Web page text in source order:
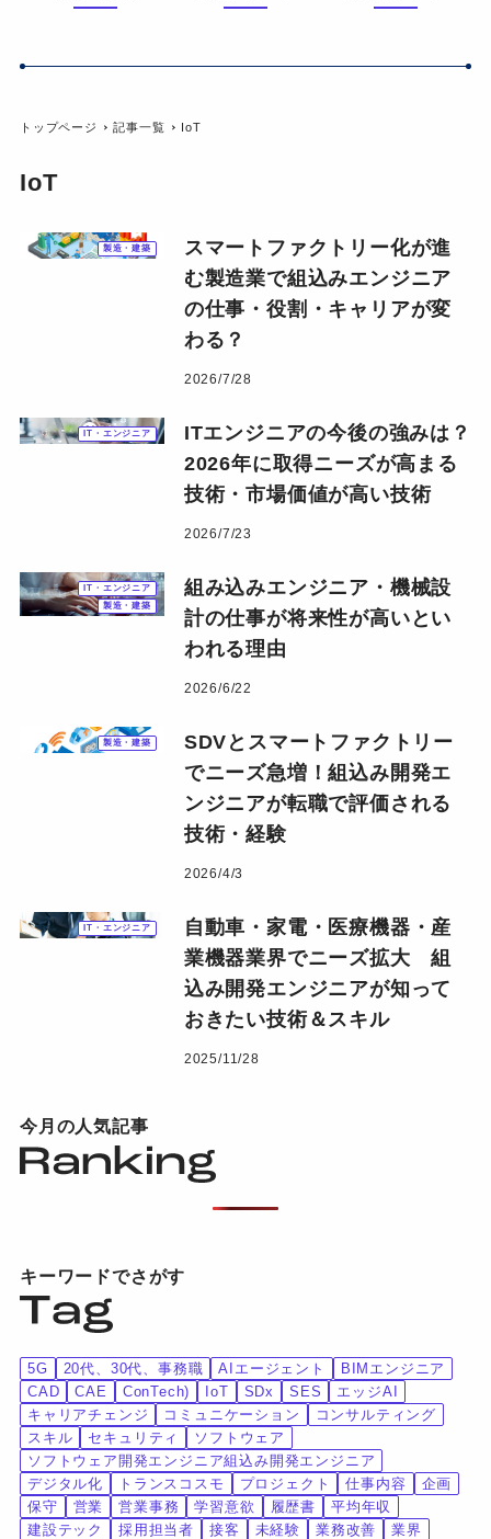
トップページ 記事一覧 IoT
IoT
製造・建築
スマートファクトリー化が進
む製造業で組込みエンジニア
の仕事・役割・キャリアが変
わる？
2026/7/28
IT・エンジニア
ITエンジニアの今後の強みは？
2026年に取得ニーズが高まる
技術・市場価値が高い技術
2026/7/23
IT・エンジニア
製造・建築
組み込みエンジニア・機械設
計の仕事が将来性が高いとい
われる理由
2026/6/22
製造・建築
SDVとスマートファクトリー
でニーズ急増！組込み開発エ
ンジニアが転職で評価される
技術・経験
2026/4/3
IT・エンジニア
自動車・家電・医療機器・産
業機器業界でニーズ拡大 組
込み開発エンジニアが知って
おきたい技術＆スキル
2025/11/28
今月の人気記事
キーワードでさがす
5G 20代、30代、事務職 AIエージェント
BIMエンジニア
CAD
CAE ConTech) IoT SDx SES
エッジAI
キャリアチェンジ
コミュニケーション
コンサルティング
スキル
セキュリティ
ソフトウェア
ソフトウェア開発エンジニア組込み開発エンジニア
デジタル化
トランスコスモ プロジェクト 仕事内容
企画
保守
営業 営業事務 学習意欲 履歴書
平均年収
建設テック
採用担当者 接客 未経験 業務改善
業界